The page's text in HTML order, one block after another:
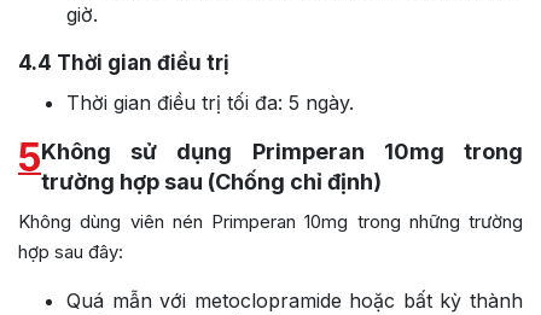
giờ.
4.4 Thời gian điều trị
Thời gian điều trị tối đa: 5 ngày.
5Không sử dụng Primperan 10mg trong
trường hợp sau (Chống chỉ định)
Không dùng viên nén Primperan 10mg trong những trường
hợp sau đây:
Quá mẫn với metoclopramide hoặc bất kỳ thành